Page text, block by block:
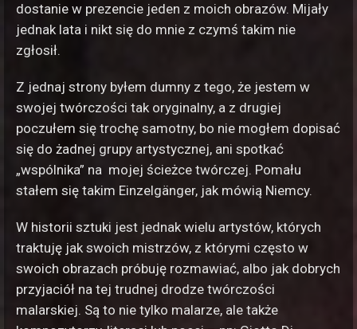
dostanie w prezencie jeden z moich obrazów. Mijały
jednak lata i nikt się do mnie z czymś takim nie
zgłosił.
Z jednaj strony byłem dumny z tego, że jestem w
swojej twórczości tak oryginalny, a z drugiej
poczułem się trochę samotny, bo nie mogłem dopisać
się do żadnej grupy artystycznej, ani spotkać
„wspólnika” na mojej ścieżce twórczej. Pomału
stałem się takim Einzelgänger, jak mówią Niemcy.
W historii sztuki jest jednak wielu artystów, których
traktuję jak swoich mistrzów, z którymi często w
swoich obrazach próbuję rozmawiać, albo jak dobrych
przyjaciół na tej trudnej drodze twórczości
malarskiej. Są to nie tylko malarze, ale także